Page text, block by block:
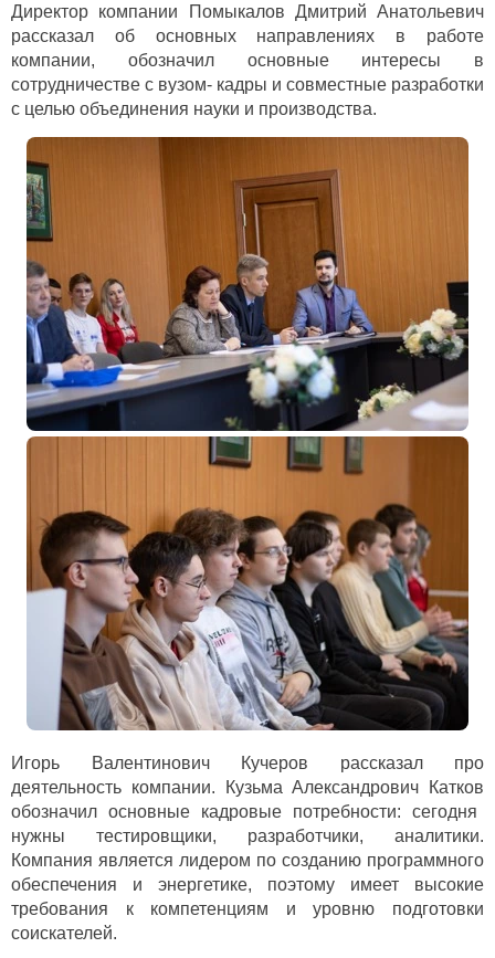
Директор компании Помыкалов Дмитрий Анатольевич
рассказал об основных направлениях в работе
компании, обозначил основные интересы в
сотрудничестве с вузом- кадры и совместные разработки
с целью объединения науки и производства.
Игорь Валентинович Кучеров рассказал про
деятельность компании.
Кузьма Александрович Катков
обозначил основные кадровые потребности: сегодня
нужны тестировщики, разработчики, аналитики.
Компания является лидером по созданию программного
обеспечения и энергетике, поэтому имеет высокие
требования к компетенциям и уровню подготовки
соискателей.